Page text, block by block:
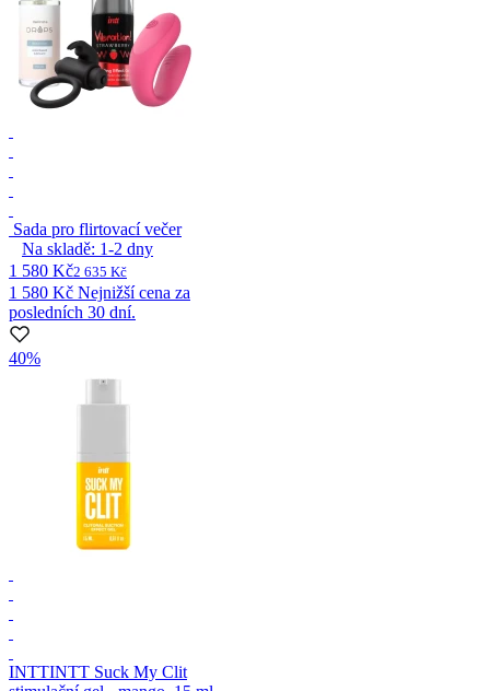
Sada pro flirtovací večer
Na skladě: 1-2 dny
1 580 Kč2 635 Kč
1 580 Kč Nejnižší cena za
posledních 30 dní.
40%
INTTINTT Suck My Clit